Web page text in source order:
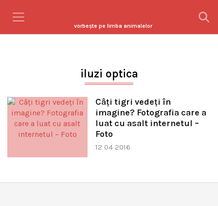
vorbeşte pe limba animalelor
iluzi optica
Câți tigri vedeți în
imagine? Fotografia care a
luat cu asalt internetul –
Foto
12 04 2016